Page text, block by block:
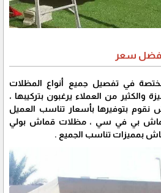
سعر
في تفصيل جميع أنواع المظلات
من العملاء يرغبون بتركيبها ،
بتوفيرها بأسعار تناسب العميل
بي في سي ، مظلات قماش بولي
بمميزات تناسب الجميع .